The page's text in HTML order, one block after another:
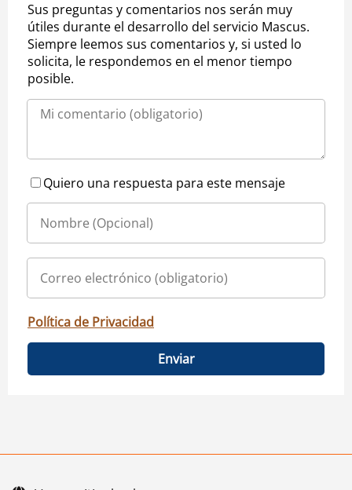
Sus preguntas y comentarios nos serán muy
útiles durante el desarrollo del servicio Mascus.
Siempre leemos sus comentarios y, si usted lo
solicita, le respondemos en el menor tiempo
posible.
Quiero una respuesta para este mensaje
Política de Privacidad
Enviar